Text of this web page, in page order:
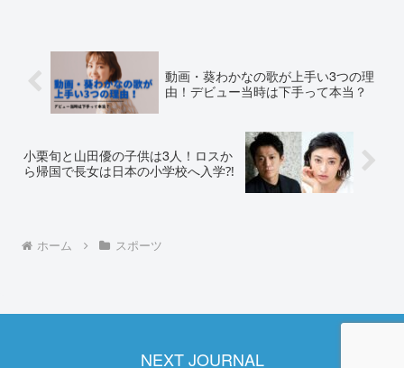
動画・葵わかなの歌が上手い3つの理
由！デビュー当時は下手って本当？
小栗旬と山田優の子供は3人！ロスか
ら帰国で長女は日本の小学校へ入学⁈
ホーム スポーツ
NEXT JOURNAL